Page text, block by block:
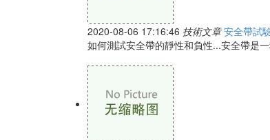
2020-08-06 17:16:46 技術文章 安全帶試
如何測試安全帶的靜性和負性...安全帶是